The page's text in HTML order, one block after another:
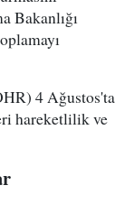
Bakanlığı
4 Ağustos'ta
hareketlilik ve